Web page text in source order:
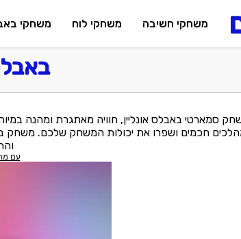
משחקי חשיבה משחקי לוח משחקי
סמארטי באבלס אונליין, חוויה מאתגרת ומהנה
חכמים ושפרו את יכולות המשחק שלכם. משחק
עם